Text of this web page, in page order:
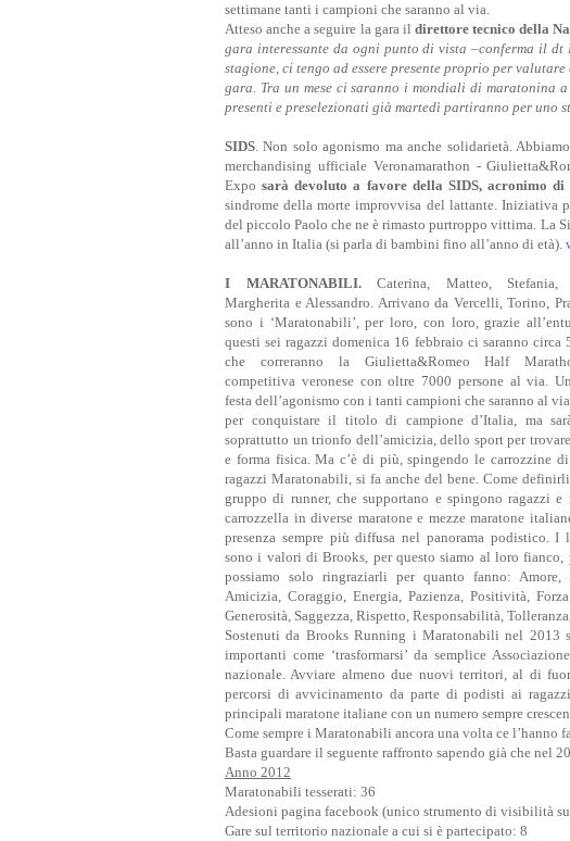
settimane tanti i campioni che saranno al via.
Atteso anche a seguire la gara il direttore tecnico della
gara interessante da ogni punto di vista –conferma il
stagione, ci tengo ad essere presente proprio per
gara. Tra un mese ci saranno i mondiali di maratonina
presenti e preselezionati già martedì partiranno per uno
SIDS. Non solo agonismo ma anche solidarietà.
merchandising ufficiale Veronamarathon -
Exposarà devoluto a favore della SIDS, acronimo di
sindrome della morte improvvisa del lattante. Iniziativa
del piccolo Paolo che ne è rimasto purtroppo vittima. La
all’anno in Italia (si parla di bambini fino all’anno di età).
I MARATONABILI.Caterina, Matteo, Stefania,
Margherita e Alessandro. Arrivano da Vercelli, Torino,
sono i ‘Maratonabili’, per loro, con loro, grazie
questi sei ragazzi domenica 16 febbraio ci saranno circa
che correranno la Giulietta&Romeo Half
competitiva veronese con oltre 7000 persone al via.
festa dell’agonismo con i tanti campioni che saranno al
per conquistare il titolo di campione d’Italia, ma
soprattutto un trionfo dell’amicizia, dello sport per trovare
e forma fisica. Ma c’è di più, spingendo le carrozzine
ragazzi Maratonabili, si fa anche del bene. Come
gruppo di runner, che supportano e spingono ragazzi e
carrozzella in diverse maratone e mezze maratone
presenza sempre più diffusa nel panorama podistico. I
sono i valori di Brooks, per questo siamo al loro fianco,
possiamo solo ringraziarli per quanto fanno: Amore,
Amicizia, Coraggio, Energia, Pazienza, Positività,
Generosità, Saggezza, Rispetto, Responsabilità,
Sostenuti da Brooks Running i Maratonabili nel
importanti come ‘trasformarsi’ da semplice
nazionale. Avviare almeno due nuovi territori, al di
percorsi di avvicinamento da parte di podisti ai
principali maratone italiane con un numero sempre
Come sempre i Maratonabili ancora una volta ce l’hanno
Basta guardare il seguente raffronto sapendo già che nel
Anno 2012
Maratonabili tesserati: 36
Adesioni pagina facebook (unico strumento di visibilità
Gare sul territorio nazionale a cui si è partecipato: 8